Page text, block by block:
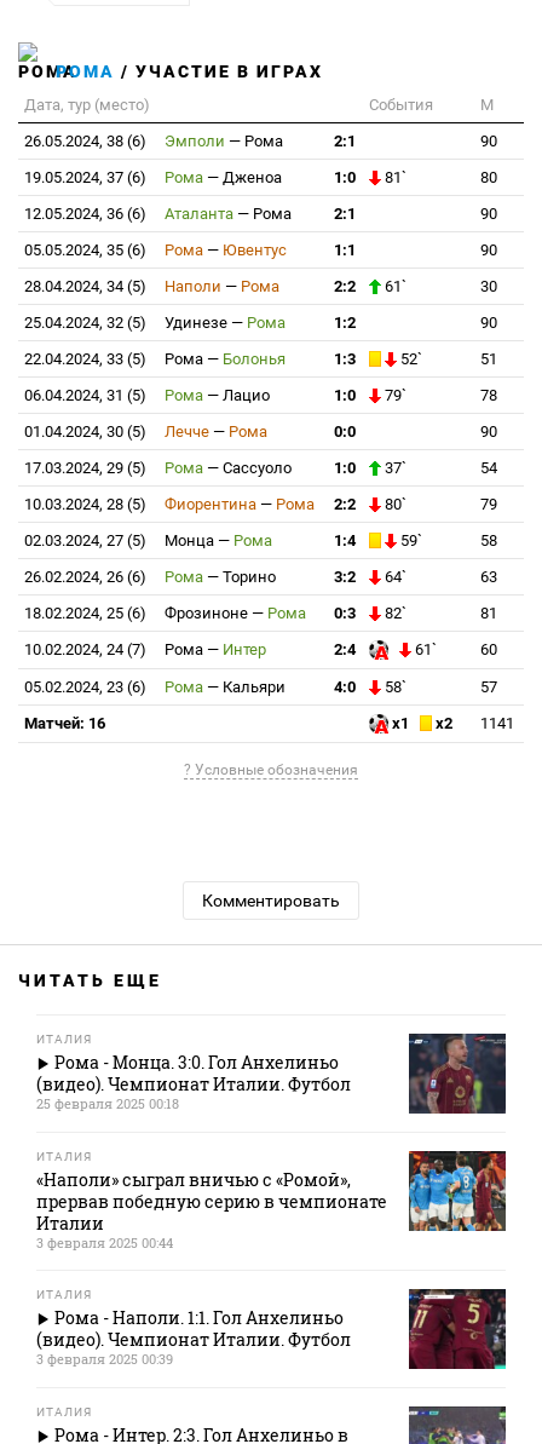
РОМА / УЧАСТИЕ В ИГРАХ
Дата, тур (место) События
М
26.05.2024, 38 (6)
Эмполи — Рома 2:1
90
19.05.2024, 37 (6)
Рома — Дженоа 1:0 81`
80
12.05.2024, 36 (6)
Аталанта — Рома 2:1
90
05.05.2024, 35 (6)
Рома — Ювентус 1:1
90
28.04.2024, 34 (5)
Наполи — Рома 2:2 61`
30
25.04.2024, 32 (5)
Удинезе — Рома 1:2
90
22.04.2024, 33 (5)
Рома — Болонья 1:3 52`
51
06.04.2024, 31 (5)
Рома — Лацио 1:0 79`
78
01.04.2024, 30 (5)
Лечче — Рома 0:0
90
17.03.2024, 29 (5)
Рома — Сассуоло 1:0 37`
54
10.03.2024, 28 (5)
Фиорентина — Рома 2:2 80`
79
02.03.2024, 27 (5)
Монца — Рома 1:4 59`
58
26.02.2024, 26 (6)
Рома — Торино 3:2 64`
63
18.02.2024, 25 (6)
Фрозиноне — Рома 0:3 82`
81
10.02.2024, 24 (7)
Рома — Интер 2:4 61` 60
05.02.2024, 23 (6) Рома — Кальяри 4:0 58`
57
Матчей: 16
x1 x2 1141
? Условные обозначения
Комментировать
ЧИТАТЬ ЕЩЕ
ИТАЛИЯ
Рома - Монца. 3:0. Гол Анхелиньо
(видео). Чемпионат Италии. Футбол
25 февраля 2025 00:18
ИТАЛИЯ
«Наполи» сыграл вничью с «Ромой»,
прервав победную серию в чемпионате
Италии
3 февраля 2025 00:44
ИТАЛИЯ
Рома - Наполи. 1:1. Гол Анхелиньо
(видео). Чемпионат Италии. Футбол
3 февраля 2025 00:39
ИТАЛИЯ
Рома - Интер. 2:3. Гол Анхелиньо в